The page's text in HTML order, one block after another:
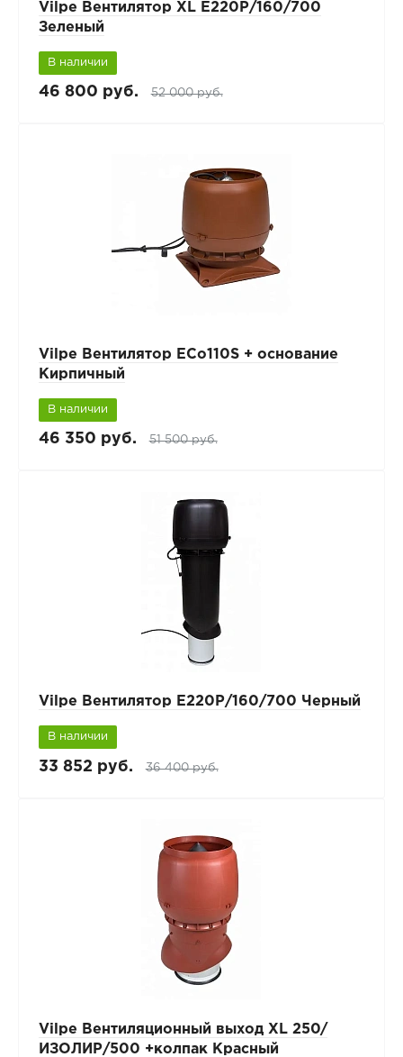
Vilpe Вентилятор XL E220Р/160/700
Зеленый
В наличии
46 800 руб. 52 000 руб.
Vilpe Вентилятор ECo110S + основание
Кирпичный
В наличии
46 350 руб. 51 500 руб.
Vilpe Вентилятор Е220Р/160/700 Черный
В наличии
33 852 руб. 36 400 руб.
Vilpe Вентиляционный выход XL 250/
ИЗОЛИР/500 +колпак Красный